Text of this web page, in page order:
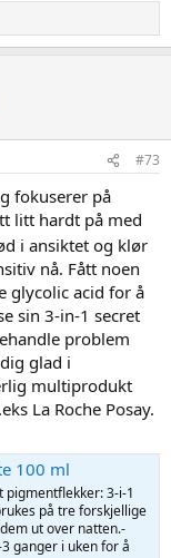
#73
fokuserer på
litt hardt på med
i ansiktet og klør
nå. Fått noen
glycolic acid for å
sin 3-in-1 secret
problem
glad i
multiprodukt
La Roche Posay.
100 ml
3-i-1
på tre forskjellige
ut over natten.-
ganger i uken for å